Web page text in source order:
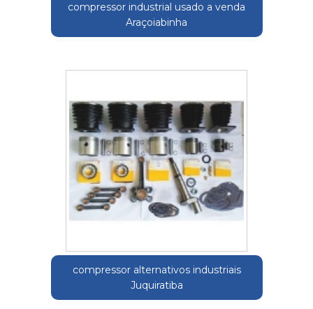
compressor industrial usado a venda
Araçoiabinha
compressor alternativos industriais
Juquiratiba